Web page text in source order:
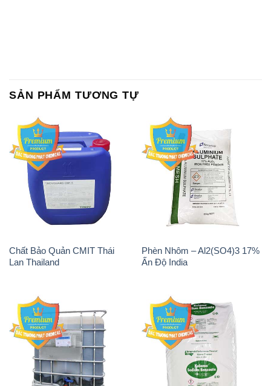
SẢN PHẨM TƯƠNG TỰ
Chất Bảo Quản CMIT Thái
Lan Thailand
Phèn Nhôm – Al2(SO4)3 17%
Ấn Độ India